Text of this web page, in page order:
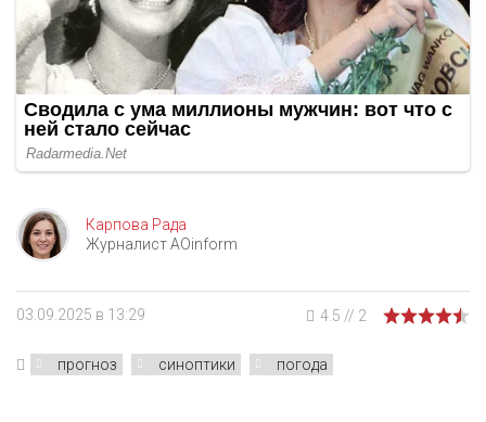
Карпова Рада
Журналист AOinform
03.09.2025 в 13:29 4.5 // 2
прогноз синоптики погода